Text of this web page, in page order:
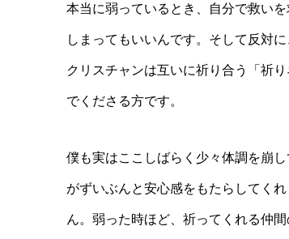
本当に弱っているとき、自分で救い
しまってもいいんです。そして反対
クリスチャンは互いに祈り合う「祈
でくださる方です。
僕も実はここしばらく少々体調を崩
がずいぶんと安心感をもたらしてく
ん。弱った時ほど、祈ってくれる仲